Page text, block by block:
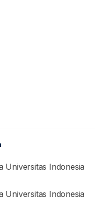
Universitas Indonesia
Universitas Indonesia